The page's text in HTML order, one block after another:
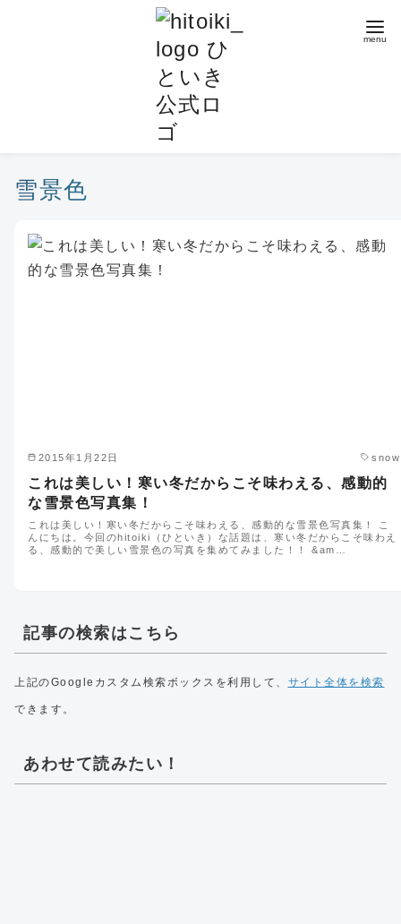
雪景色
2015年1月22日 snow
これは美しい！寒い冬だからこそ味わえる、感動的
な雪景色写真集！
これは美しい！寒い冬だからこそ味わえる、感動的な雪景色写真集！ こ
んにちは。今回のhitoiki（ひといき）な話題は、寒い冬だからこそ味わえ
る、感動的で美しい雪景色の写真を集めてみました！！ &am…
記事の検索はこちら
上記のGoogleカスタム検索ボックスを利用して、 サイト全体を検索
できます。
あわせて読みたい！